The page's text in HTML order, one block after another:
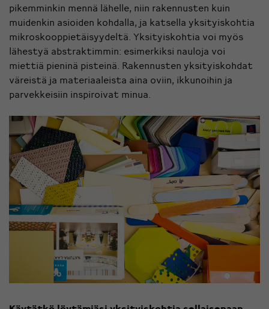
pikemminkin mennä lähelle, niin rakennusten kuin
muidenkin asioiden kohdalla, ja katsella yksityiskohtia
mikroskooppietäisyydeltä. Yksityiskohtia voi myös
lähestyä abstraktimmin: esimerkiksi nauloja voi
miettiä pieninä pisteinä. Rakennusten yksityiskohdat
väreistä ja materiaaleista aina oviin, ikkunoihin ja
parvekkeisiin inspiroivat minua.